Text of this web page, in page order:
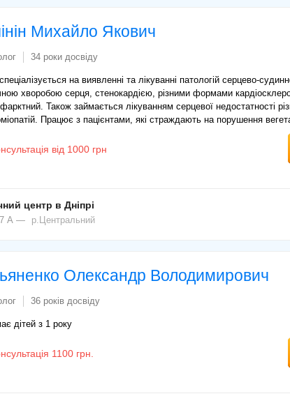
Михайло Якович
34 роки досвіду
на виявленні та лікуванні патологій серцево-
хворобою серця, стенокардією, різними формами
Також займається лікуванням серцевої недостатності
Працює з пацієнтами, які страждають на порушення
від 1000 грн
центр в Дніпрі
А р.Центральний
Олександр Володимирович
36 років досвіду
дітей з 1 року
1100 грн.